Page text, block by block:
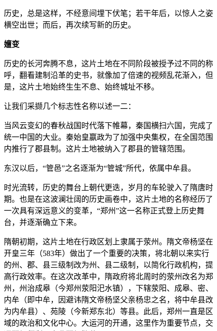
历史，总是这样，不经意间埋下伏笔；若干年后，以惊人之姿
横空出世；而后，再次续写新的历史。
嬗变
历史的长河奔腾不息，这片土地在不同阶段被授予过不同的称
呼，翻看建制沿革的史书，就像加了倍速的视频乱花渐入，但
是，这片土地始终生生不息、始终城址不移。
让我们采撷几个标志性名称以述一二：
当风云变幻的春秋战国时代落下帷幕，秦国横扫六国，完成了
统一中国的大业。秦始皇嬴政为了加强中央集权，在全国范围
内推行了郡县制。这片土地被纳入了郡县的管辖范围。
东汉以后，“管邑”之名逐渐为“管城”所代，依属中牟县。
时光流转，历史的舞台上朝代更迭，岁月的车轮驶入了隋唐时
期。也是在这波澜壮阔的历史画卷中，这片土地的名称经历了
一次具有深远意义的变革，“郑州”这一名称正式登上历史舞
台，并逐渐确立下来。
隋朝初期，这片土地在行政区划上隶属于荥州。隋文帝杨坚在
开皇三年（583年）做出了一个重要的决策，将北朝以来实行
的州、郡、县三级制改为州、县二级制，以简化行政机构，提
高行政效率。在这次改革中，隋政府将北周时的荥州改名为郑
州，州治成皋（今郑州荥阳汜水镇），下辖荥阳、成皋、密、
内牟（即中牟，因避讳隋文帝杨坚父亲杨忠之名，将中牟县改
为内牟县）、苑陵（今新郑东北）等县。此后，郑州一直是区
域的政治和文化中心。大运河的开通，这里作为重要节点，交